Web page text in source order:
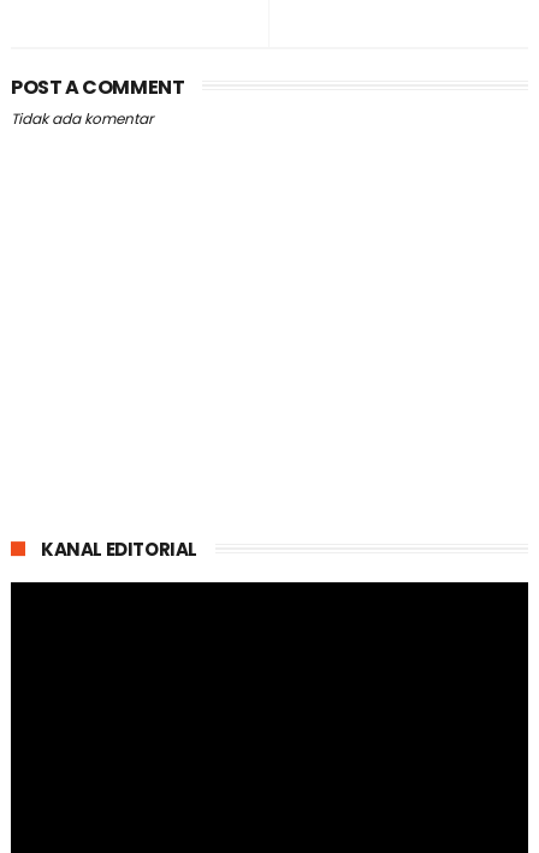
POST A COMMENT
Tidak ada komentar
KANAL EDITORIAL